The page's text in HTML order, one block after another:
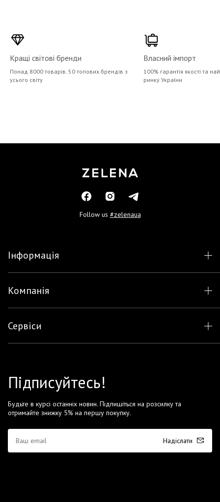
Кращі світові бренди
Понад 8000 товарів. 50 топових брендів з
усього світу
Власний імпорт
100% гарантія якості та
ринку України
Follow us #zelenaua
Інформація
Компанія
Сервіси
Підписуйтесь!
Будьте в курсі останніх новин. Підпишіться на розсилку та
отримайте знижку 5% на першу покупку.
Надіслати